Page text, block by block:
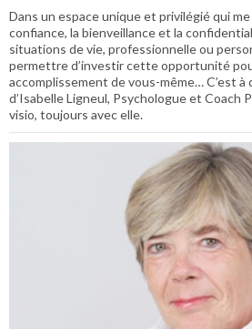
Dans un espace unique et privilégié qui
confiance, la bienveillance et la
situations de vie, professionnelle ou
permettre d’investir cette opportunité
accomplissement de vous-même… C’est à
d’Isabelle Ligneul, Psychologue et Coach
visio, toujours avec elle.